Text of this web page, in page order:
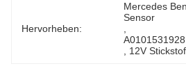
Hervorheben:
Mercedes
Sensor
12V